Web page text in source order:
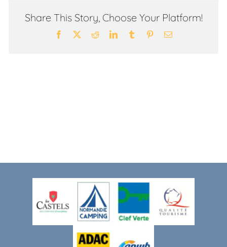
Share This Story, Choose Your Platform!
Facebook RedditLinkedInTumblr PinterestEmail